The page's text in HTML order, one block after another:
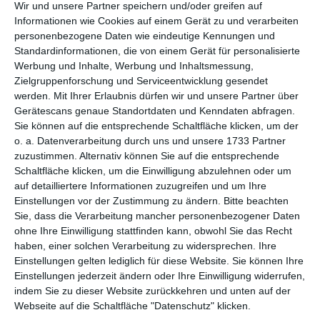
Wir und unsere Partner speichern und/oder greifen auf
Informationen wie Cookies auf einem Gerät zu und verarbeiten
personenbezogene Daten wie eindeutige Kennungen und
Standardinformationen, die von einem Gerät für personalisierte
Werbung und Inhalte, Werbung und Inhaltsmessung,
Zielgruppenforschung und Serviceentwicklung gesendet
werden.
Mit Ihrer Erlaubnis dürfen wir und unsere Partner über
Gerätescans genaue Standortdaten und Kenndaten abfragen.
Sie können auf die entsprechende Schaltfläche klicken, um der
o. a. Datenverarbeitung durch uns und unsere 1733 Partner
zuzustimmen. Alternativ können Sie auf die entsprechende
Schaltfläche klicken, um die Einwilligung abzulehnen oder um
auf detailliertere Informationen zuzugreifen und um Ihre
Einstellungen vor der Zustimmung zu ändern.
Bitte beachten
Sie, dass die Verarbeitung mancher personenbezogener Daten
ohne Ihre Einwilligung stattfinden kann, obwohl Sie das Recht
haben, einer solchen Verarbeitung zu widersprechen. Ihre
Einstellungen gelten lediglich für diese Website. Sie können Ihre
Einstellungen jederzeit ändern oder Ihre Einwilligung widerrufen,
indem Sie zu dieser Website zurückkehren und unten auf der
Webseite auf die Schaltfläche "Datenschutz" klicken.
TEILEN
Facebook, Twitter, WhatsApp, ...
WEITERE KARTEN IN DIESEN
KATEGORIEN ANSEHEN
Feiertage, Festtage
Ehrentage
Muttertag